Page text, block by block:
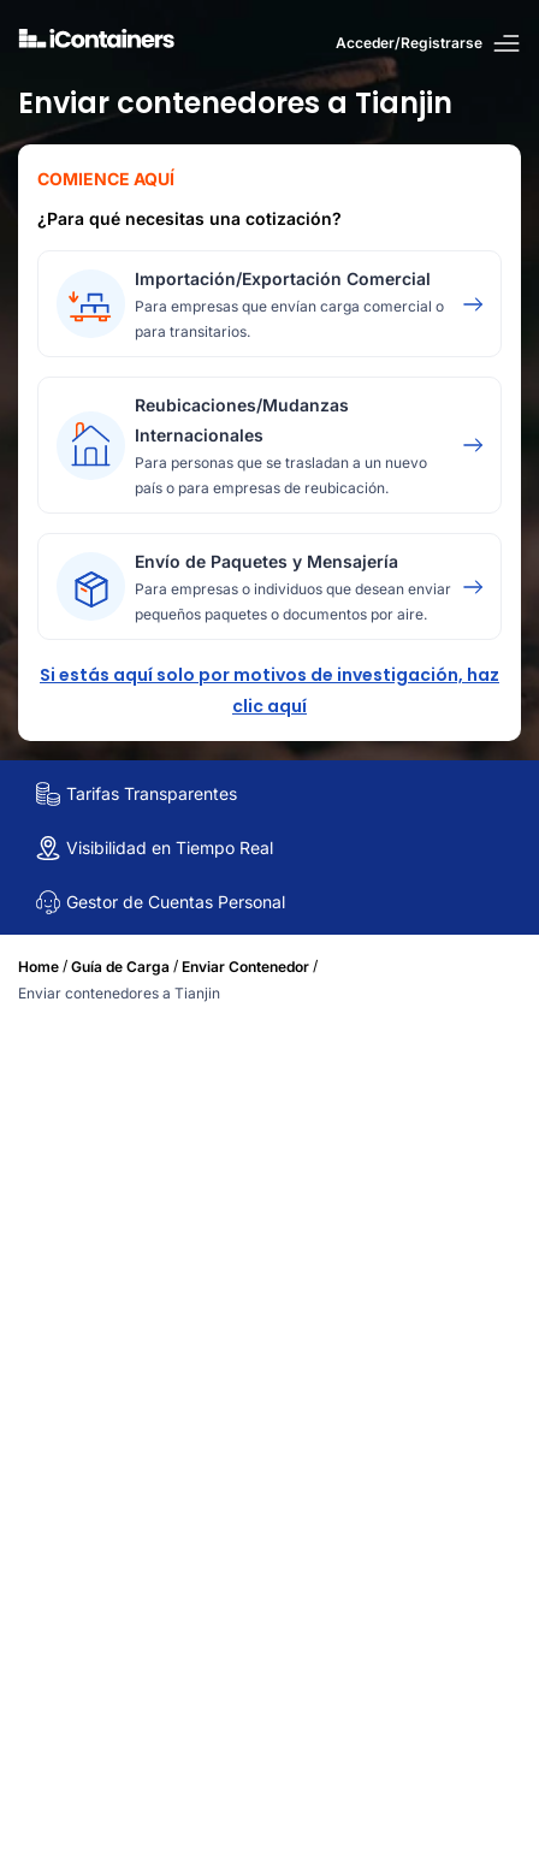
Acceder/Registrarse
Enviar contenedores a Tianjin
COMIENCE AQUÍ
¿Para qué necesitas una cotización?
Importación/Exportación Comercial
Para empresas que envían carga comercial o
para transitarios.
Reubicaciones/Mudanzas
Internacionales
Para personas que se trasladan a un nuevo
país o para empresas de reubicación.
Envío de Paquetes y Mensajería
Para empresas o individuos que desean enviar
pequeños paquetes o documentos por aire.
Si estás aquí solo por motivos de investigación, haz
clic aquí
Tarifas Transparentes
Visibilidad en Tiempo Real
Gestor de Cuentas Personal
Home / Guía de Carga / Enviar Contenedor /
Enviar contenedores a Tianjin